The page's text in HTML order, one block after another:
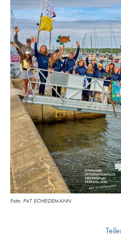
Foto: PAT SCHEIDEMANN